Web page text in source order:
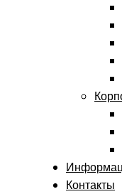
Контакты